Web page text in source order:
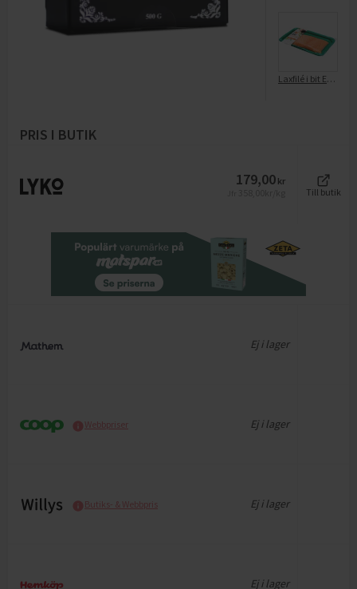
Laxfilé i bit EKO KRAV Färsk
PRIS I BUTIK
179,00 kr
Till butik
Ej i lager
Webbpriser Ej i lager
Butiks- & Webbpris Ej i lager
Ej i lager